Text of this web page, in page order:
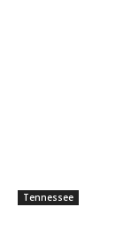
Tennessee